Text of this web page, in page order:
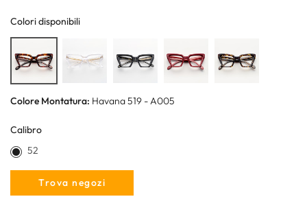
Colori disponibili
Colore Montatura: Havana 519 - A005
Calibro
52
Trova negozi